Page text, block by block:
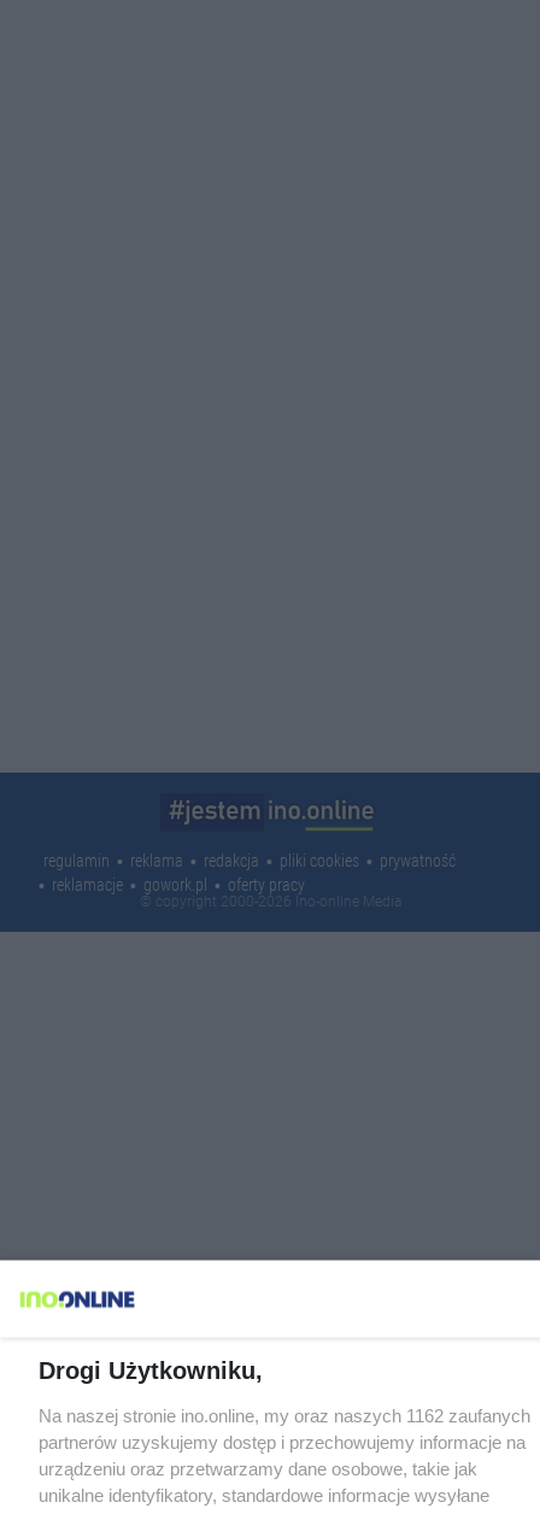
regulamin reklama redakcja pliki cookies
prywatność
reklamacje
gowork.pl oferty pracy
© copyright 2000-2026 Ino-online Media
Drogi Użytkowniku,
Na naszej stronie ino.online, my oraz naszych 1162 zaufanych
partnerów uzyskujemy dostęp i przechowujemy informacje na
urządzeniu oraz przetwarzamy dane osobowe, takie jak
unikalne identyfikatory, standardowe informacje wysyłane